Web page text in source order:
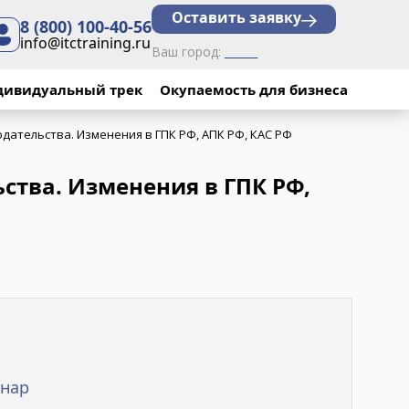
8 (800) 100-40-56
info@itctraining.ru
Оставить заявку
Ваш город:
трек Окупаемость для бизнеса
Изменения в ГПК РФ, АПК РФ, КАС РФ
Изменения в ГПК РФ,
РФ.
РФ, КАС РФ"
×
РФ.
РФ, КАС РФ"
×
РФ"
×